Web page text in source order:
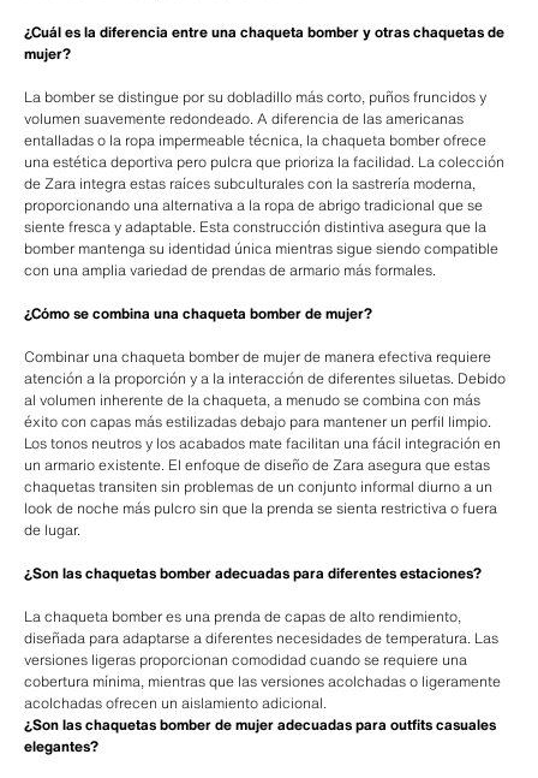
¿Cuál es la diferencia entre una chaqueta bomber y otras chaquetas de
mujer?
La bomber se distingue por su dobladillo más corto, puños fruncidos y
volumen suavemente redondeado. A diferencia de las americanas
entalladas o la ropa impermeable técnica, la chaqueta bomber ofrece
una estética deportiva pero pulcra que prioriza la facilidad. La colección
de Zara integra estas raíces subculturales con la sastrería moderna,
proporcionando una alternativa a la ropa de abrigo tradicional que se
siente fresca y adaptable. Esta construcción distintiva asegura que la
bomber mantenga su identidad única mientras sigue siendo compatible
con una amplia variedad de prendas de armario más formales.
¿Cómo se combina una chaqueta bomber de mujer?
Combinar una chaqueta bomber de mujer de manera efectiva requiere
atención a la proporción y a la interacción de diferentes siluetas. Debido
al volumen inherente de la chaqueta, a menudo se combina con más
éxito con capas más estilizadas debajo para mantener un perfil limpio.
Los tonos neutros y los acabados mate facilitan una fácil integración en
un armario existente. El enfoque de diseño de Zara asegura que estas
chaquetas transiten sin problemas de un conjunto informal diurno a un
look de noche más pulcro sin que la prenda se sienta restrictiva o fuera
de lugar.
¿Son las chaquetas bomber adecuadas para diferentes estaciones?
La chaqueta bomber es una prenda de capas de alto rendimiento,
diseñada para adaptarse a diferentes necesidades de temperatura. Las
versiones ligeras proporcionan comodidad cuando se requiere una
cobertura mínima, mientras que las versiones acolchadas o ligeramente
acolchadas ofrecen un aislamiento adicional.
¿Son las chaquetas bomber de mujer adecuadas para outfits casuales
elegantes?